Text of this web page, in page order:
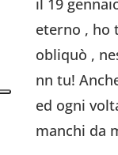
il 19
eterno , ho
obliquò ,
nn tu!
ed ogni
manchi da